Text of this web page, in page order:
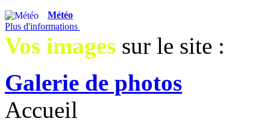
Météo
Plus d'informations
Vos images sur le site :
Galerie de photos
Accueil